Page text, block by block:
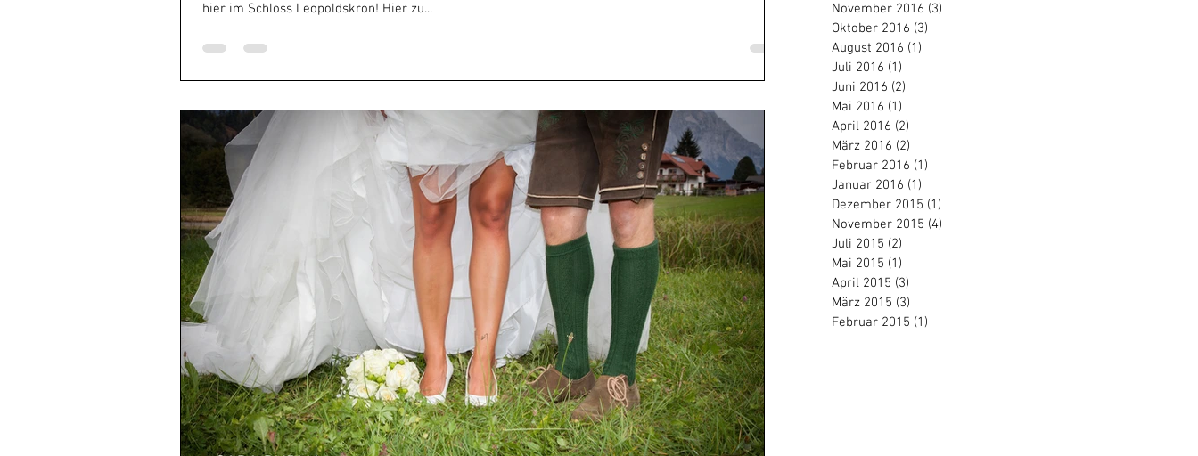
Weihnachten Aktion Kinderfotos
hier im Schloss Leopoldskron! Hier zu...
November 2016 (3)
Oktober 2016 (3)
August 2016 (1)
Juli 2016 (1)
Juni 2016 (2)
Mai 2016 (1)
April 2016 (2)
März 2016 (2)
Februar 2016 (1)
Januar 2016 (1)
Dezember 2015 (1)
November 2015 (4)
Juli 2015 (2)
Mai 2015 (1)
April 2015 (3)
März 2015 (3)
Februar 2015 (1)